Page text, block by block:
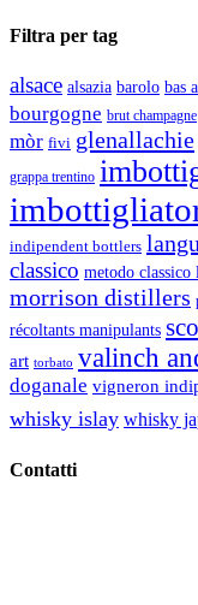
Filtra per tag
alsace alsazia barolo bas
bourgogne brut champagne
mòr fivi glenallachie
grappa trentino
indipendent bottlers
classico metodo classico
morrison distillers
récoltants manipulants
art torbato valinch
doganale vigneron
whisky islay whisky
Contatti